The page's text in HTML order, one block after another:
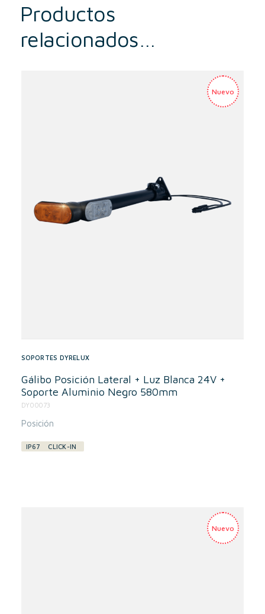
Productos
relacionados…
SOPORTES DYRELUX
Gálibo Posición Lateral + Luz Blanca 24V +
Soporte Aluminio Negro 580mm
DY00073
Posición
IP67 CLICK-IN